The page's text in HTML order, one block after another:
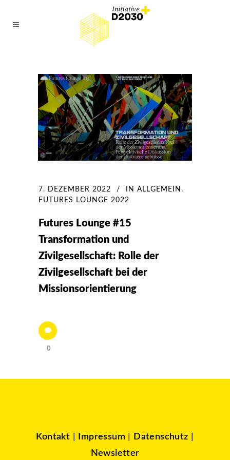
7. DEZEMBER 2022 IN ALLGEMEIN ,
FUTURES LOUNGE 2022
Futures Lounge #15
Transformation und
Zivilgesellschaft: Rolle der
Zivilgesellschaft bei der
Missionsorientierung
0
Kontakt Impressum Datenschutz
Newsletter